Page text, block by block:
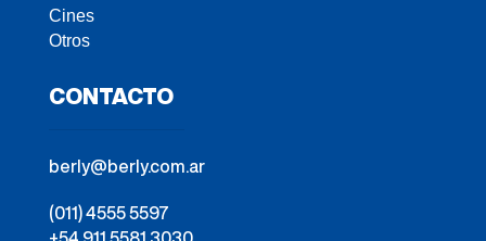
Cines
Otros
CONTACTO
berly@berly.com.ar
(011) 4555 5597